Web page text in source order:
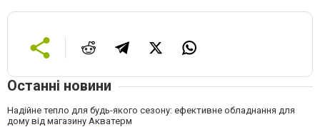
Останні новини
Надійне тепло для будь-якого сезону: ефективне обладнання для
дому від магазину Акватерм